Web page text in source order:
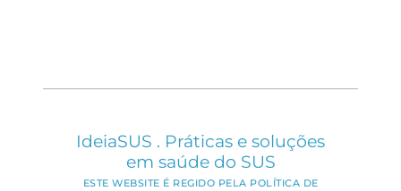
IdeiaSUS . Práticas e soluções
em saúde do SUS
ESTE WEBSITE É REGIDO PELA POLÍTICA DE